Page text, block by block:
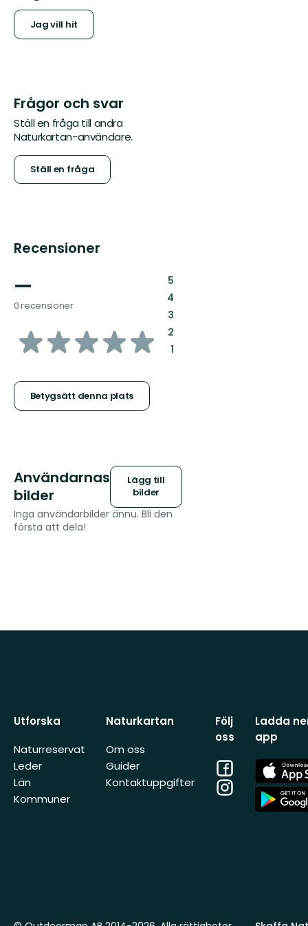
Jag vill hit
Frågor och svar
Ställ en fråga till andra
Naturkartan-användare.
Ställ en fråga
Recensioner
—
0 recensioner
av
stjärnor
Betygsätt denna plats
5:
4:
3:
2:
1:
Användarnas
bilder
Lägg till
bilder
Inga användarbilder ännu. Bli den
första att dela!
Utforska
Naturreservat
Leder
Län
Kommuner
Naturkartan
Om oss
Guider
Kontaktuppgifter
Följ
oss
Facebook
Instagram
Ladda
app
App
Store
App
Store